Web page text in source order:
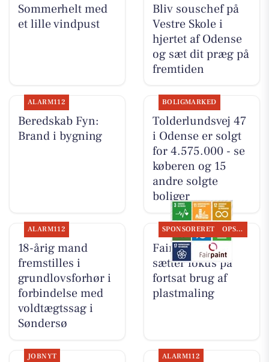
Sommerhelt med
et lille vindpust
Bliv souschef på
Vestre Skole i
hjertet af Odense
og sæt dit præg på
fremtiden
ALARM112
Beredskab Fyn:
Brand i bygning
BOLIGMARKED
Tolderlundsvej 47
i Odense er solgt
for 4.575.000 - se
køberen og 15
andre solgte
boliger
ALARM112
18-årig mand
fremstilles i
grundlovsforhør i
forbindelse med
voldtægtssag i
Søndersø
SPONSORERET OPSLAGSTAVLEN
Fairpaint ApS
sætter fokus på
fortsat brug af
plastmaling
JOBNYT ALARM112